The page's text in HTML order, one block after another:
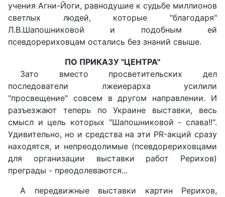
учения Агни-Йоги, равнодушие к судьбе миллионов
светлых людей, которые "благодаря"
Л.В.Шапошниковой и подобным ей
псевдорериховцам остались без знаний свыше.
ПО ПРИКАЗУ "ЦЕНТРА"
Зато вместо просветительских дел
последователи лжеиерарха усилили
"просвещение" совсем в другом направлении. И
разъезжают теперь по Украине выставки, весь
смысл и цель которых "Шапошниковой - слава!!".
Удивительно, но и средства на эти PR-акций сразу
находятся, и непреодолимые (псевдорериховцами
для организации выставки работ Рерихов)
преграды - преодолеваются...
А передвижные выставки картин Рерихов,